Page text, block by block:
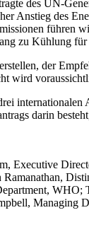
des UN-
Anstieg des
führen
zu Kühlung
der
wird
darin
Executive